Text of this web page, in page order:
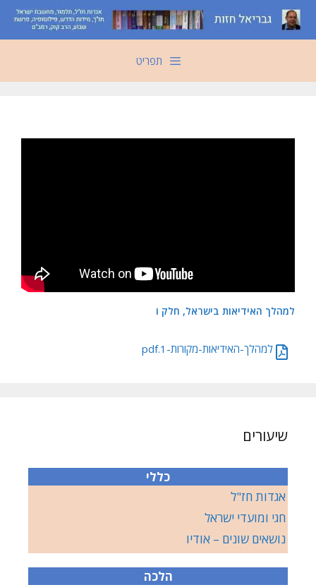
לדלג
לתוכן
תפריט
למהלך האידיאות בישראל, חלק ו
למהלך-האידיאות-מקורות-1.pdf
שיעורים
כללי
אגדות חז"ל
חגי ומועדי ישראל
נושאים שונים – אודיו
הלכה